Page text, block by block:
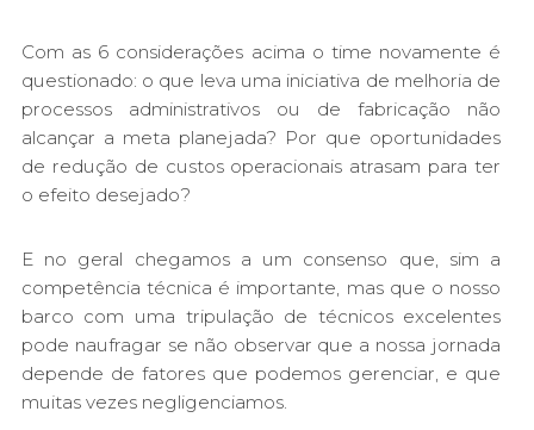
Com as 6 considerações acima o time novamente é
questionado: o que leva uma iniciativa de melhoria de
processos administrativos ou de fabricação não
alcançar a meta planejada? Por que oportunidades
de redução de custos operacionais atrasam para ter
o efeito desejado?
E no geral chegamos a um consenso que, sim a
competência técnica é importante, mas que o nosso
barco com uma tripulação de técnicos excelentes
pode naufragar se não observar que a nossa jornada
depende de fatores que podemos gerenciar, e que
muitas vezes negligenciamos.